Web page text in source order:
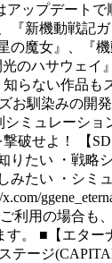
ップデート
『新機動戦
魔女』、『
ハサウェイ
らない作品
馴染みの
ミュレーシ
破せよ！ 【
たい ・戦
たい ・シ
利用の場合
。 ■【エタ
ージ